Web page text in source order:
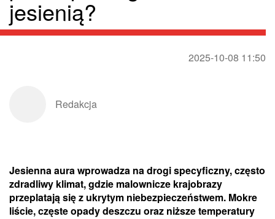
jesienią?
2025-10-08 11:50
Redakcja
Jesienna aura wprowadza na drogi specyficzny, często
zdradliwy klimat, gdzie malownicze krajobrazy
przeplatają się z ukrytym niebezpieczeństwem. Mokre
liście, częste opady deszczu oraz niższe temperatury